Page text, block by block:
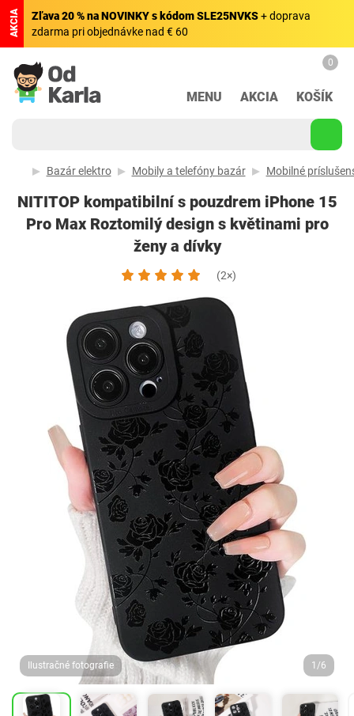
AKCIA Zľava 20 % na NOVINKY s kódom SLE25NVKS+ doprava
zdarma pri objednávke nad € 60
MENU AKCIA
0
KOŠÍK
Bazár elektro Mobily a telefóny bazár Mobilné
NITITOP kompatibilní s pouzdrem iPhone 15
Pro Max Roztomilý design s květinami pro
ženy a dívky
(2×)
Ilustračné fotografie 1/6